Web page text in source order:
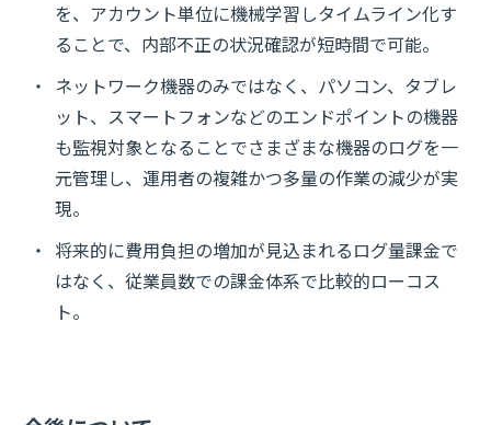
を、アカウント単位に機械学習しタイムライン化す
ることで、内部不正の状況確認が短時間で可能。
ネットワーク機器のみではなく、パソコン、タブレ
ット、スマートフォンなどのエンドポイントの機器
も監視対象となることでさまざまな機器のログを一
元管理し、運用者の複雑かつ多量の作業の減少が実
現。
将来的に費用負担の増加が見込まれるログ量課金で
はなく、従業員数での課金体系で比較的ローコス
ト。